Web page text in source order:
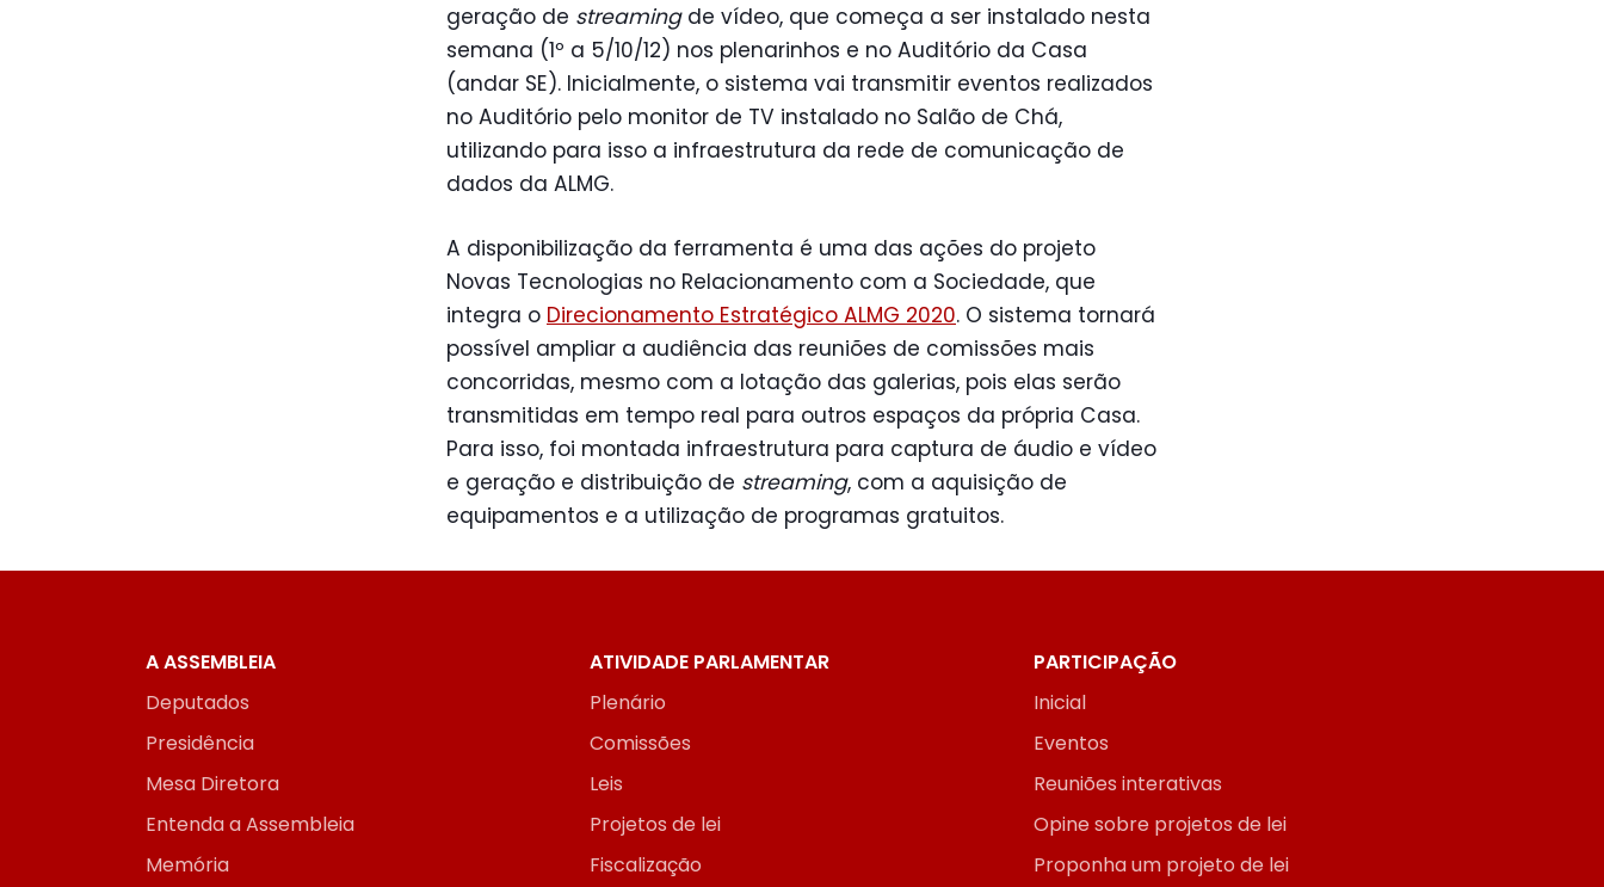
geração de streamingde vídeo, que começa a ser instalado nesta
semana (1º a 5/10/12) nos plenarinhos e no Auditório da Casa
(andar SE). Inicialmente, o sistema vai transmitir eventos realizados
no Auditório pelo monitor de TV instalado no Salão de Chá,
utilizando para isso a infraestrutura da rede de comunicação de
dados da ALMG.
A disponibilização da ferramenta é uma das ações do projeto
Novas Tecnologias no Relacionamento com a Sociedade, que
integra o Direcionamento Estratégico ALMG 2020. O sistema tornará
possível ampliar a audiência das reuniões de comissões mais
concorridas, mesmo com a lotação das galerias, pois elas serão
transmitidas em tempo real para outros espaços da própria Casa.
Para isso, foi montada infraestrutura para captura de áudio e vídeo
e geração e distribuição de streaming, com a aquisição de
equipamentos e a utilização de programas gratuitos.
A ASSEMBLEIA
Deputados
Presidência
Mesa Diretora
Entenda a Assembleia
Memória
ATIVIDADE PARLAMENTAR
Plenário
Comissões
Leis
Projetos de lei
Fiscalização
PARTICIPAÇÃO
Inicial
Eventos
Reuniões interativas
Opine sobre projetos de lei
Proponha um projeto de lei